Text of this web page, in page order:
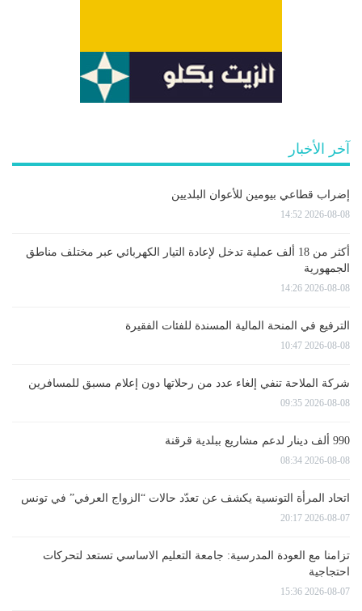
آخر الأخبار
إضراب قطاعي بيومين للأعوان البلديين
2026-08-08 14:52
أكثر من 18 ألف عملية تدخل لإعادة التيار الكهربائي عبر مختلف مناطق
الجمهورية
2026-08-08 14:26
الترفيع في المنحة المالية المسندة للفئات الفقيرة
2026-08-08 10:47
شركة الملاحة تنفي إلغاء عدد من رحلاتها دون إعلام مسبق للمسافرين
2026-08-08 09:35
990 ألف دينار لدعم مشاريع ببلدية قرقنة
2026-08-08 08:34
اتحاد المرأة التونسية يكشف عن تعدّد حالات “الزواج العرفي” في تونس
2026-08-07 20:17
تزامنا مع العودة المدرسية: جامعة التعليم الاساسي تستعد لتحركات
احتجاجية
2026-08-07 15:36